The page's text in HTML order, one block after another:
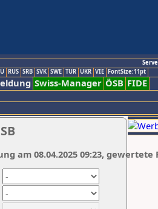
RUS SRB SVK SWE TUR UKR VIE FontSize:11pt
Swiss-Manager ÖSB FIDE
am 08.04.2025 09:23, gewertete